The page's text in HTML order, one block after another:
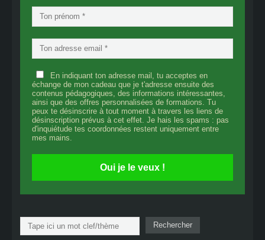
En indiquant ton adresse mail, tu acceptes en
échange de mon cadeau que je t'adresse ensuite des
contenus pédagogiques, des informations intéressantes,
ainsi que des offres personnalisées de formations. Tu
peux te désinscrire à tout moment à travers les liens de
désinscription prévus à cet effet. Je hais les spams : pas
d'inquiétude tes coordonnées restent uniquement entre
mes mains.
Oui je le veux !
Rechercher Rechercher